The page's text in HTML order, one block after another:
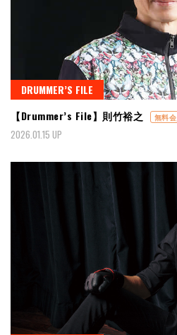
DRUMMER’S FILE
【Drummer’s File】則竹裕之
無料
2026.01.15 UP